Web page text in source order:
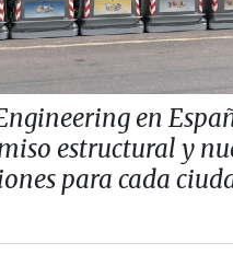
en
estructural y
para cada